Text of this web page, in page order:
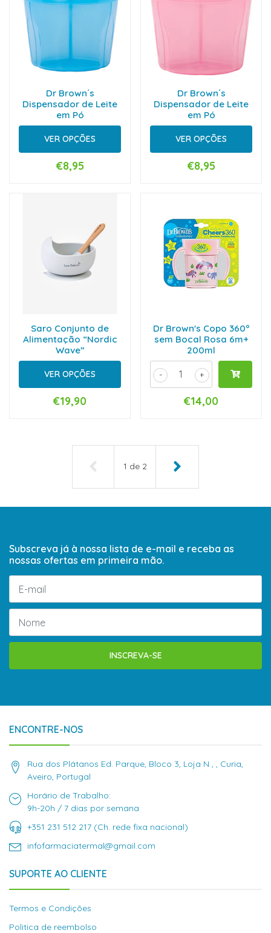
Dr Brown´s
Dispensador de Leite
em Pó
VER OPÇÕES
€8,95
Dr Brown´s
Dispensador de Leite
em Pó
VER OPÇÕES
€8,95
Saro Conjunto de
Alimentação “Nordic
Wave”
VER OPÇÕES
€19,90
Dr Brown's Copo 360º
sem Bocal Rosa 6m+
200ml
+
-
€14,00
1 de 2
Subscreva já à nossa lista de e-mail e receba as
nossas ofertas em primeira mão.
INSCREVA-SE
ENCONTRE-NOS
Rua dos Plátanos Ed. Parque, Bloco 3, Loja N , , Curia,
Aveiro, Portugal
Horário de Trabalho:
9h-20h / 7 dias por semana
+351 231 512 217 (Ch. rede fixa nacional)
infofarmaciatermal@gmail.com
SUPORTE AO CLIENTE
Termos e Condições
Politica de reembolso